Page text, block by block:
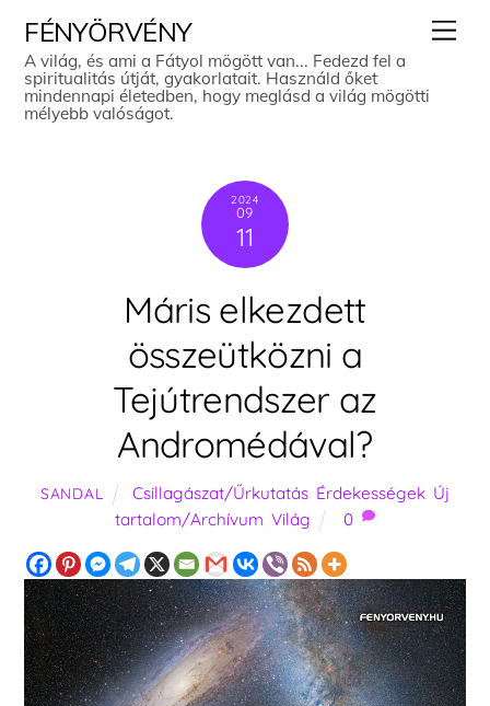
content
FÉNYÖRVÉNY
A világ, és ami a Fátyol mögött van... Fedezd fel a
spiritualitás útját, gyakorlatait. Használd őket
mindennapi életedben, hogy meglásd a világ mögötti
mélyebb valóságot.
2024
09
11
Máris elkezdett
összeütközni a
Tejútrendszer az
Andromédával?
SANDAL Csillagászat/Űrkutatás, Érdekességek, Új
tartalom/Archívum Világ 0